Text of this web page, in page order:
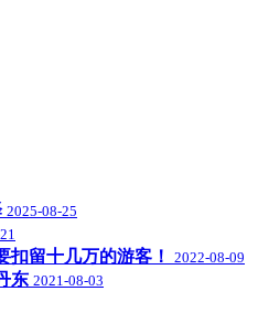
2025-08-25
扣留十几万的游客！ 2022-08-09
东 2021-08-03